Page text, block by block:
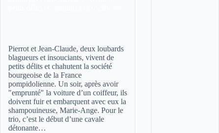
Pierrot et Jean-Claude, deux loubards
blagueurs et insouciants, vivent de
petits délits et chahutent la société
bourgeoise de la France
pompidolienne. Un soir, après avoir
″emprunté″ la voiture d’un coiffeur, ils
doivent fuir et embarquent avec eux la
shampouineuse, Marie-Ange. Pour le
trio, c’est le début d’une cavale
détonante…